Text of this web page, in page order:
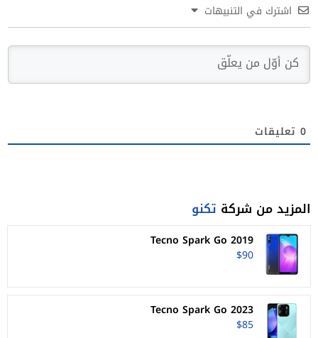
اشترك في التنبيهات
0 تعليقات
المزيد من شركة تكنو
Tecno Spark Go 2019
$90
Tecno Spark Go 2023
$85